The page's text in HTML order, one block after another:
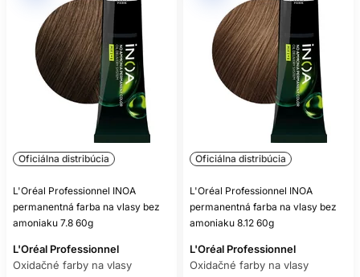
Oficiálna distribúcia
L'Oréal Professionnel INOA
permanentná farba na vlasy bez
amoniaku 7.8 60g
L'Oréal Professionnel
Oxidačné farby na vlasy
Oficiálna distribúcia
L'Oréal Professionnel INOA
permanentná farba na vlasy bez
amoniaku 8.12 60g
L'Oréal Professionnel
Oxidačné farby na vlasy